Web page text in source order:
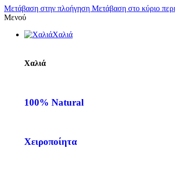
Μετάβαση στην πλοήγηση Μετάβαση στο κύριο
Μενού
Χαλιά
Χαλιά
100% Natural
Χειροποίητα